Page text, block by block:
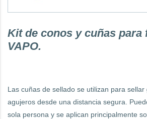
Kit de conos y cuñas para
VAPO.
Las cuñas de sellado se utilizan para
agujeros desde una distancia segura.
sola persona y se aplican principalmente